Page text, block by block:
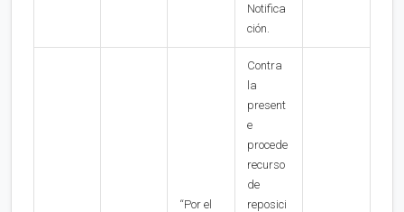
Notifica
ción.
“Por el
Contra
la
present
e
procede
recurso
de
reposici